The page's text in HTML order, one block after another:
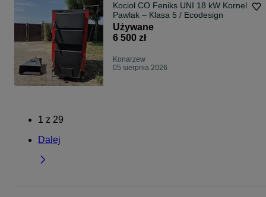
Kocioł CO Feniks UNI 18 kW Kornel
Pawlak – Klasa 5 / Ecodesign
Używane
6 500 zł
Konarzew
05 sierpnia 2026
1 z 29
Dalej